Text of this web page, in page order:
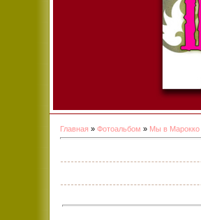
Главная » Фотоальбом » Мы в Марокко